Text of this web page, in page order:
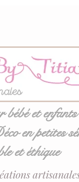
et enfants
en petites
et éthique